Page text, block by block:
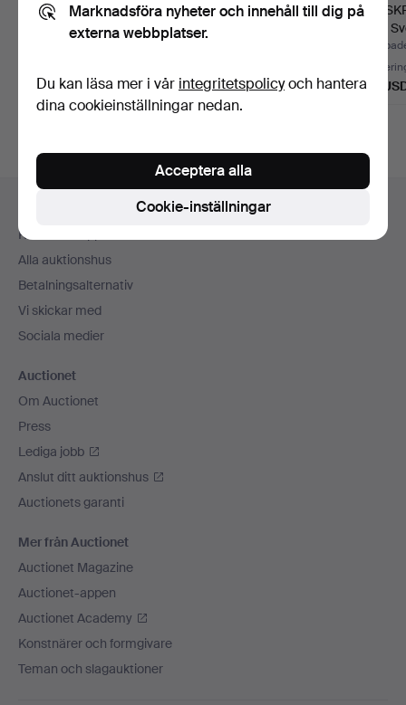
LJUSKRONA, mässing,
1950-tal.
53 USD
TAKKRONA, kristall,
höjd 65 cm, Sverige
32 USD
glas,
talets…
127
Sidfotsnavigation
Kontakta support
Alla auktionshus
Betalningsalternativ
Vi skickar med
Sociala medier
Auctionet
Om Auctionet
Press
Lediga jobb
Anslut ditt auktionshus
Auctionets garanti
Mer från Auctionet
Auctionet Magazine
Auctionet-appen
Auctionet Academy
Konstnärer och formgivare
Teman och slagauktioner
Marknadsföra nyheter och innehåll till dig på
externa webbplatser.
Du kan läsa mer i vår integritetspolicyoch hantera
dina cookieinställningar nedan.
Cookie-inställningar
Acceptera alla